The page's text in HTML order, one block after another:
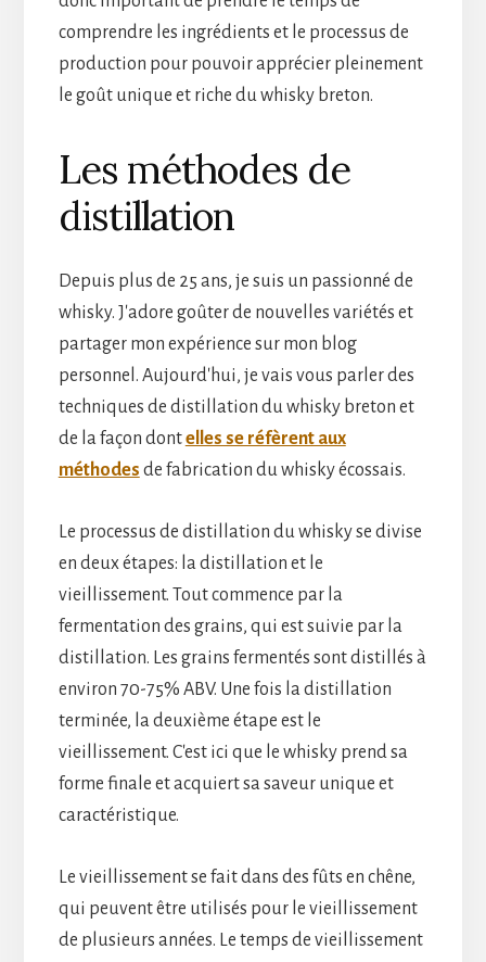
comprendre les ingrédients et le processus de
production pour pouvoir apprécier pleinement
le goût unique et riche du whisky breton.
Les méthodes de
distillation
Depuis plus de 25 ans, je suis un passionné de
whisky. J'adore goûter de nouvelles variétés et
partager mon expérience sur mon blog
personnel. Aujourd'hui, je vais vous parler des
techniques de distillation du whisky breton et
de la façon dontelles se réfèrent aux
méthodes de fabrication du whisky écossais.
Le processus de distillation du whisky se divise
en deux étapes: la distillation et le
vieillissement. Tout commence par la
fermentation des grains, qui est suivie par la
distillation. Les grains fermentés sont distillés à
environ 70-75% ABV. Une fois la distillation
terminée, la deuxième étape est le
vieillissement. C'est ici que le whisky prend sa
forme finale et acquiert sa saveur unique et
caractéristique.
Le vieillissement se fait dans des fûts en chêne,
qui peuvent être utilisés pour le vieillissement
de plusieurs années. Le temps de vieillissement